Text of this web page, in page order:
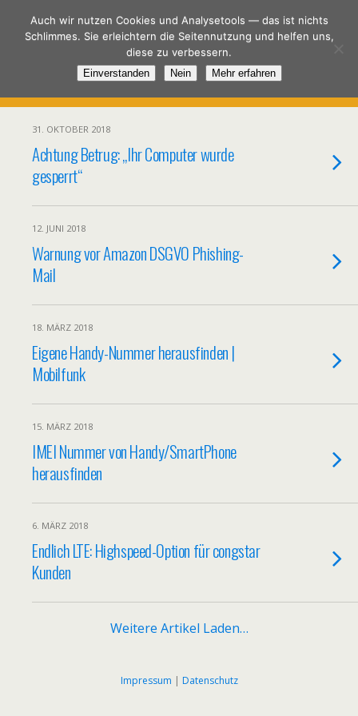
Spar-DSL.de
31. OKTOBER 2018
Achtung Betrug: „Ihr Computer wurde
gesperrt“
12. JUNI 2018
Warnung vor Amazon DSGVO Phishing-
Mail
18. MÄRZ 2018
Eigene Handy-Nummer herausfinden |
Mobilfunk
15. MÄRZ 2018
IMEI Nummer von Handy/SmartPhone
herausfinden
6. MÄRZ 2018
Endlich LTE: Highspeed-Option für congstar
Kunden
Weitere Artikel Laden…
Impressum | Datenschutz
Auch wir nutzen Cookies und Analysetools — das ist nichts
Schlimmes. Sie erleichtern die Seitennutzung und helfen uns,
diese zu verbessern.
Einverstanden Nein Mehr erfahren